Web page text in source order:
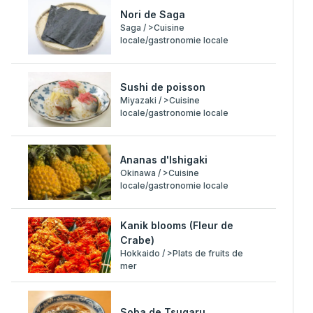
Nori de Saga
Saga / >Cuisine
locale/gastronomie locale
Sushi de poisson
Miyazaki / >Cuisine
locale/gastronomie locale
Ananas d'Ishigaki
Okinawa / >Cuisine
locale/gastronomie locale
Kanik blooms (Fleur de
Crabe)
Hokkaido / >Plats de fruits de
mer